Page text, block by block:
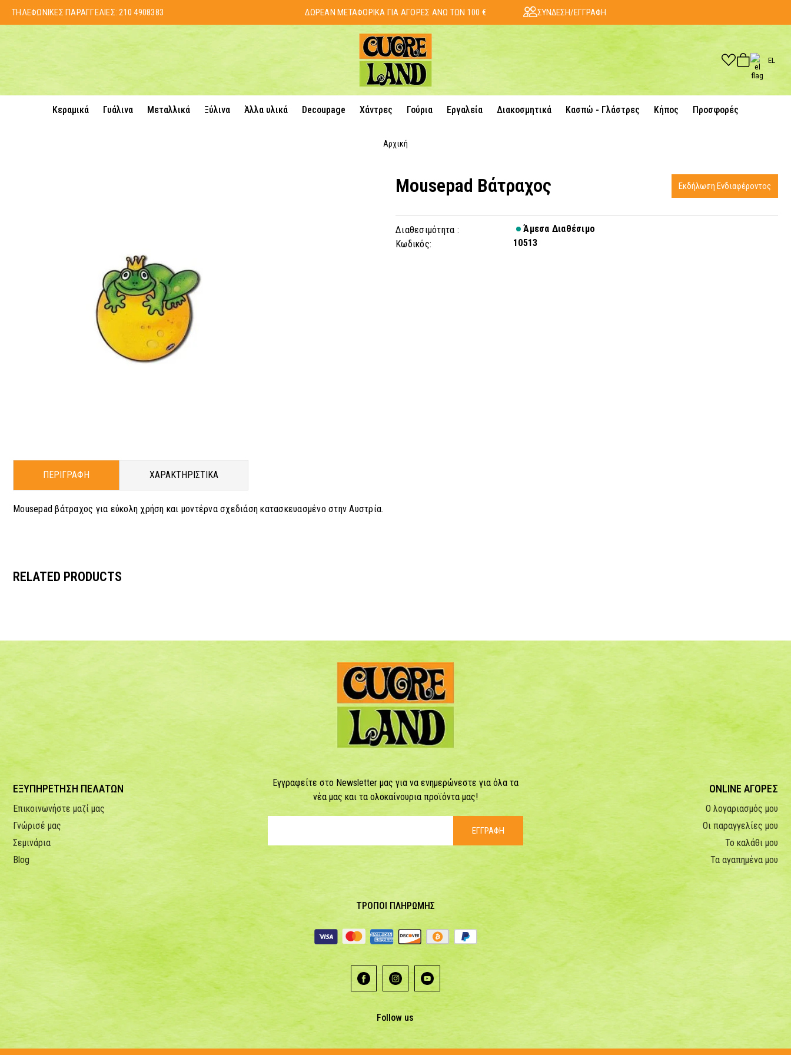
ΤΗΛΕΦΩΝΙΚΕΣ ΠΑΡΑΓΓΕΛΙΕΣ:210 4908383 ΔΩΡΕΑΝ ΜΕΤΑΦΟΡΙΚΑ ΓΙΑ ΑΓΟΡΕΣ ΑΝΩ ΤΩΝ 100 € ΣΥΝΔΕΣΗ/ΕΓΓΡΑΦΗ
EL
Κεραμικά Γυάλινα Μεταλλικά Ξύλινα Άλλα υλικά Decoupage Χάντρες Γούρια Εργαλεία Διακοσμητικά Κασπώ - Γλάστρες Κήπος Προσφορές
Αρχική
Mousepad Βάτραχος
Διαθεσιμότητα :
Άμεσα Διαθέσιμο
Κωδικός:
10513
ΠΕΡΙΓΡΑΦΗ ΧΑΡΑΚΤΗΡΙΣΤΙΚΑ
Mousepad βάτραχος για εύκολη χρήση και μοντέρνα σχεδιάση κατασκευασμένο στην Αυστρία.
Εκδήλωση Ενδιαφέροντος
RELATED PRODUCTS
ΕΞΥΠΗΡΕΤΗΣΗ ΠΕΛΑΤΩΝ
Επικοινωνήστε μαζί μας
Γνώρισέ μας
Σεμινάρια
Blog
Εγγραφείτε στο Newsletter μας για να ενημερώνεστε για όλα τα
νέα μας και τα ολοκαίνουρια προϊόντα μας!
ΕΓΓΡΑΦΗ
ONLINE ΑΓΟΡΕΣ
Ο λογαριασμός μου
Οι παραγγελίες μου
Το καλάθι μου
Τα αγαπημένα μου
ΤΡΟΠΟΙ ΠΛΗΡΩΜΗΣ
Follow us